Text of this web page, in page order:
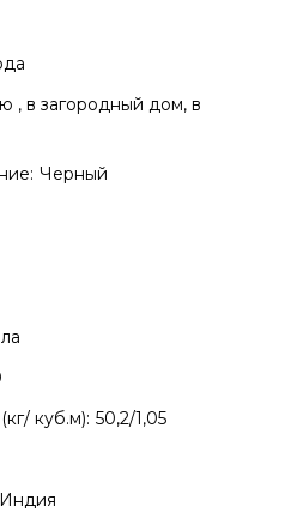
, в загородный дом, в
Черный
куб.м): 50,2/1,05
Индия